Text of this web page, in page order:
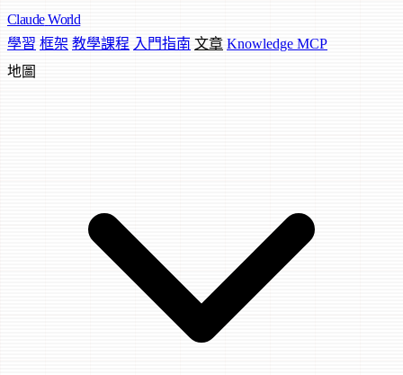
Claude World
學習 框架 教學課程 入門指南 文章 Knowledge MCP
地圖